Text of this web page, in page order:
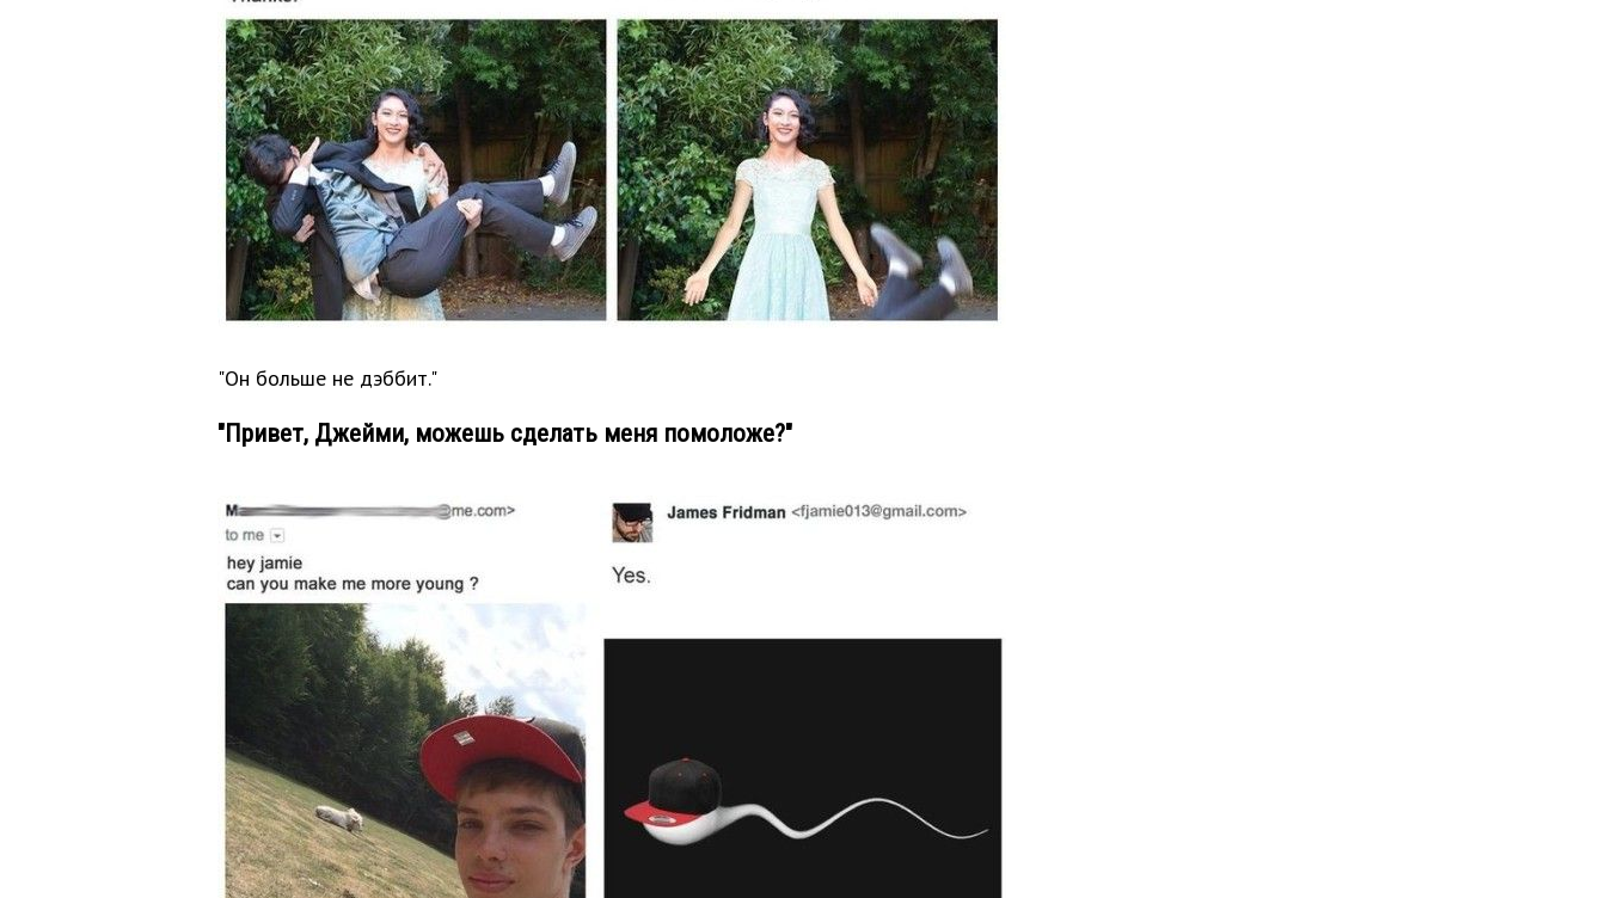
"Он больше не дэббит."
"Привет, Джейми, можешь сделать меня помоложе?"